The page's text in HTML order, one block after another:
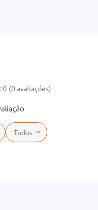
0 (0 avaliações)
avaliação
Todos